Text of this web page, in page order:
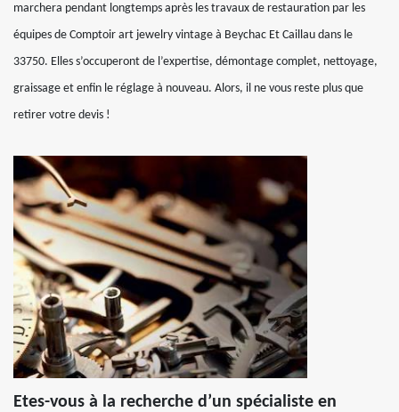
marchera pendant longtemps après les travaux de restauration par les
équipes de Comptoir art jewelry vintage à Beychac Et Caillau dans le
33750. Elles s’occuperont de l’expertise, démontage complet, nettoyage,
graissage et enfin le réglage à nouveau. Alors, il ne vous reste plus que
retirer votre devis !
Etes-vous à la recherche d’un spécialiste en